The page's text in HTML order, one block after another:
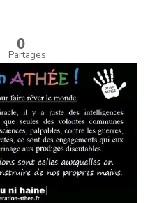
0
Partages